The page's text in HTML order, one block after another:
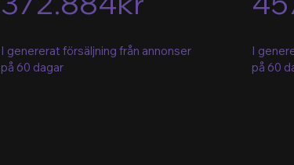
I genererat försäljning från annonser
på 60 dagar
I
på 60